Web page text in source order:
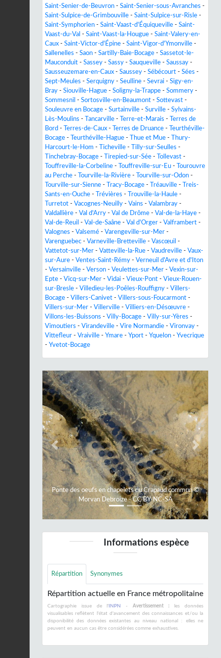
Saint-Senier-de-Beuvron - Saint-Senier-sous-Avranches -
Saint-Sulpice-de-Grimbouville - Saint-Sulpice-sur-Risle -
Saint-Symphorien - Saint-Vaast-d'Équiqueville - Saint-
Vaast-du-Val - Saint-Vaast-la-Hougue - Saint-Valery-en-
Caux - Saint-Victor-d'Épine - Saint-Vigor-d'Ymonville -
Sallenelles - Saon - Sartilly-Baie-Bocage - Sassetot-le-
Mauconduit - Sassey - Sassy - Sauqueville - Saussay -
Sausseuzemare-en-Caux - Saussey - Sébécourt - Sées -
Sept-Meules - Serquigny - Seulline - Sevrai - Sigy-en-
Bray - Siouville-Hague - Soligny-la-Trappe - Sommery -
Sommesnil - Sortosville-en-Beaumont - Sottevast -
Souleuvre en Bocage - Surtainville - Surville - Sylvains-
Lès-Moulins - Tancarville - Terre-et-Marais -
Terres de
Bord - Terres-de-Caux - Terres de Druance -
Teurthéville-
Bocage - Teurthéville-Hague - Thue et Mue -
Thury-
Harcourt-le-Hom - Ticheville - Tilly-sur-Seulles -
Tinchebray-Bocage - Tirepied-sur-Sée - Tollevast -
Touffreville-la-Corbeline - Touffreville-sur-Eu -
Tourouvre
au Perche - Tourville-la-Rivière - Tourville-sur-Odon -
Tourville-sur-Sienne - Tracy-Bocage - Tréauville -
Treis-
Sants-en-Ouche - Trévières - Trouville-la-Haule -
Turretot - Vacognes-Neuilly - Vains - Valambray -
Valdallière - Val d'Arry - Val de Drôme - Val-de-la-Haye -
Val-de-Reuil - Val-de-Saâne - Val d'Orger - Valframbert -
Valognes - Valsemé - Varengeville-sur-Mer -
Varenguebec - Varneville-Bretteville - Vascœuil -
Vattetot-sur-Mer - Vatteville-la-Rue - Vaudreville - Vaux-
sur-Aure - Ventes-Saint-Rémy - Verneuil d'Avre et d'Iton
- Versainville - Verson - Veulettes-sur-Mer - Vexin-sur-
Epte - Vicq-sur-Mer - Vidai - Vieux-Pont - Vieux-Rouen-
sur-Bresle - Villedieu-les-Poêles-Rouffigny - Villers-
Bocage - Villers-Canivet - Villers-sous-Foucarmont -
Villers-sur-Mer - Villerville - Villiers-en-Désœuvre -
Villons-les-Buissons - Villy-Bocage - Villy-sur-Yères -
Vimoutiers - Virandeville - Vire Normandie - Vironvay -
Vittefleur - Vraiville - Ymare - Yport - Yquelon - Yvecrique
- Yvetot-Bocage
Ponte des oeufs en chapelets du Crapaud commun ©
Morvan Debroize - CC BY-NC-SA
Previous Next
Informations espèce
Répartition Synonymes
Répartition actuelle en France métropolitaine
Cartographie issue de l' INPN - Avertissement : les données
visualisables reflètent l'état d'avancement des connaissances et/ou la
disponibilité des données existantes au niveau national : elles ne
peuvent en aucun cas être considérées comme exhaustives.